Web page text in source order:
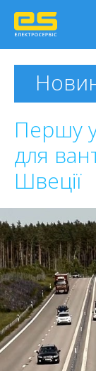
Першу у
для
Швеції